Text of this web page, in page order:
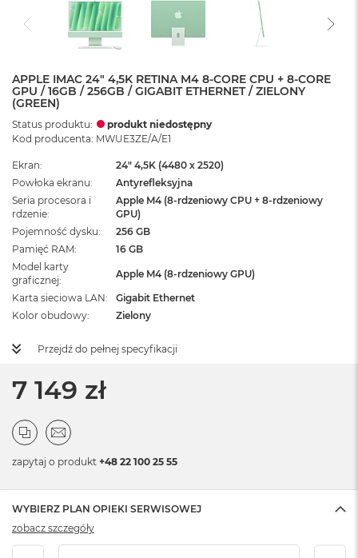
APPLE IMAC 24" 4,5K RETINA M4 8-CORE CPU + 8-CORE
GPU / 16GB / 256GB / GIGABIT ETHERNET / ZIELONY
(GREEN)
Status produktu:
produkt niedostępny
Kod producenta: MWUE3ZE/A/E1
Ekran
24" 4,5K (4480 x 2520)
Powłoka ekranu
Antyrefleksyjna
Seria procesora i
rdzenie
Apple M4 (8-rdzeniowy CPU + 8-rdzeniowy
GPU)
Pojemność dysku
256 GB
Pamięć RAM
16 GB
Model karty
graficznej
Apple M4 (8-rdzeniowy GPU)
Karta sieciowa LAN
Gigabit Ethernet
Kolor obudowy
Zielony
Przejdź do pełnej specyfikacji
7 149 zł
zapytaj o produkt +48 22 100 25 55
WYBIERZ PLAN OPIEKI SERWISOWEJ
zobacz szczegóły